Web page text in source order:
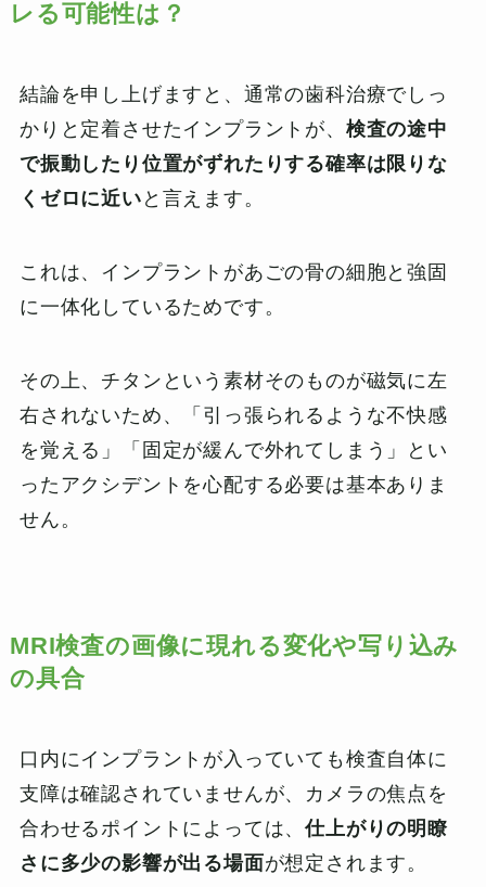
レる可能性は？
結論を申し上げますと、通常の歯科治療でしっ
かりと定着させたインプラントが、 検査の途中
で振動したり位置がずれたりする確率は限りな
くゼロに近い と言えます。
これは、インプラントがあごの骨の細胞と強固
に一体化しているためです。
その上、チタンという素材そのものが磁気に左
右されないため、「引っ張られるような不快感
を覚える」「固定が緩んで外れてしまう」とい
ったアクシデントを心配する必要は基本ありま
せん。
MRI検査の画像に現れる変化や写り込み
の具合
口内にインプラントが入っていても検査自体に
支障は確認されていませんが、カメラの焦点を
合わせるポイントによっては、仕上がりの明瞭
さに多少の影響が出る場面が想定されます。